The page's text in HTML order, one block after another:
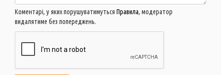
Коментарі, у яких порушуватимуться Правила, модератор
видалятиме без попереджень.